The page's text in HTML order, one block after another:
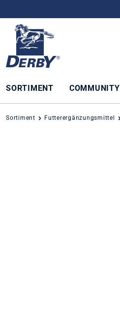
SORTIMENT COMMUNITY
Sortiment Futterergänzungsmittel